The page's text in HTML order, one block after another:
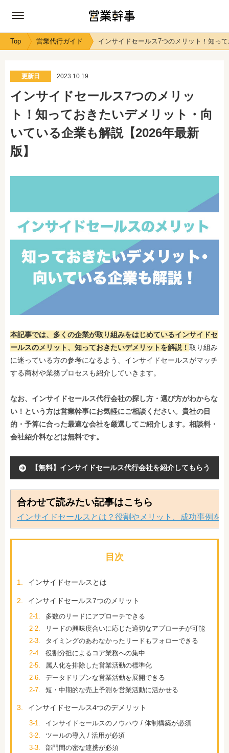
Top 営業代行ガイド インサイドセールス7つのメリット！知っ
更新日 2023.10.19
インサイドセールス7つのメリッ
ト！知っておきたいデメリット・向
いている企業も解説【2026年最新
版】
本記事では、多くの企業が取り組みをはじめているインサイドセ
ールスのメリット、知っておきたいデメリットを解説！ 取り組み
に迷っている方の参考になるよう、インサイドセールスがマッチ
する商材や業務プロセスも紹介していきます。
なお、インサイドセールス代行会社の探し方・選び方がわからな
い！という方は営業幹事にお気軽にご相談ください。貴社の目
的・予算に合った最適な会社を厳選してご紹介します。相談料・
会社紹介料などは無料です。
【無料】インサイドセールス代行会社を紹介してもらう
合わせて読みたい記事はこちら
インサイドセールスとは？役割やメリット、成功事例を
目次
1. インサイドセールスとは
2. インサイドセールス7つのメリット
2-1.
多数のリードにアプローチできる
2-2.
リードの興味度合いに応じた適切なアプローチが可能
2-3.
タイミングのあわなかったリードもフォローできる
2-4.
役割分担によるコア業務への集中
2-5.
属人化を排除した営業活動の標準化
2-6.
データドリブンな営業活動を展開できる
2-7.
短・中期的な売上予測を営業活動に活かせる
3. インサイドセールス4つのデメリット
3-1.
インサイドセールスのノウハウ / 体制構築が必須
3-2.
ツールの導入 / 活用が必須
3-3.
部門間の密な連携が必須